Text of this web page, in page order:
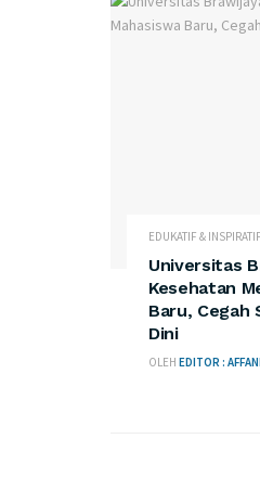
EDUKATIF & INSPIRATIF
Universitas
Kesehatan
Baru, Cegah
Dini
OLEH EDITOR :